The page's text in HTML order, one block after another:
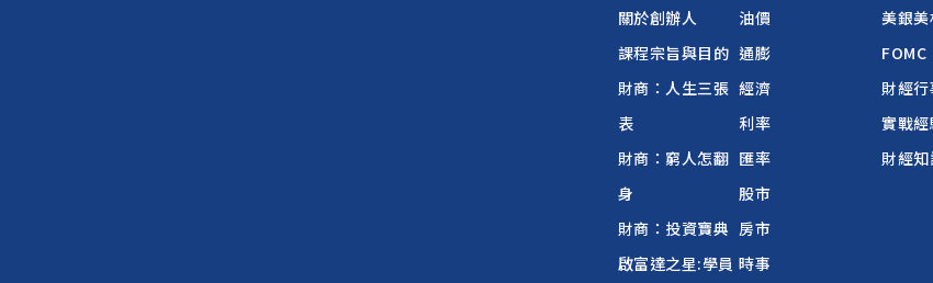
關於創辦人
課程宗旨與目的
財商：人生三張
表
財商：窮人怎翻
身
財商：投資寶典
啟富達之星:學員
油價
通膨
經濟
利率
匯率
股市
房市
時事
美銀美
FOMC
財經
實戰經
財經